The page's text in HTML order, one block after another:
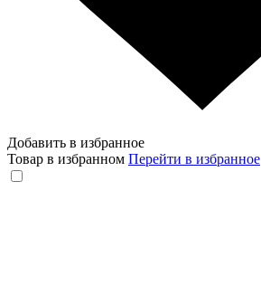
Добавить в избранное
Товар в избранном Перейти в избранное